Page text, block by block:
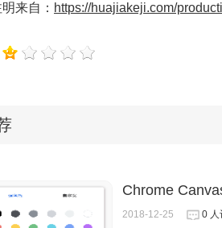
，就可以直接在右侧的笔记列表直接
来自： https://huajiakeji.com/
Chrome
2018-12-25 0 人